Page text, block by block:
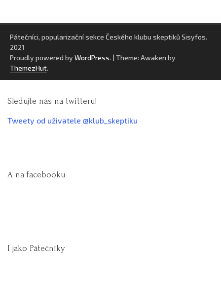
Pátečníci, popularizační sekce Českého klubu skeptiků Sisyfos.
2021
Proudly powered by WordPress. | Theme: Awaken by
ThemezHut.
Sledujte nás na twitteru!
Tweety od uživatele @klub_skeptiku
A na facebooku
I jako Pátečníky